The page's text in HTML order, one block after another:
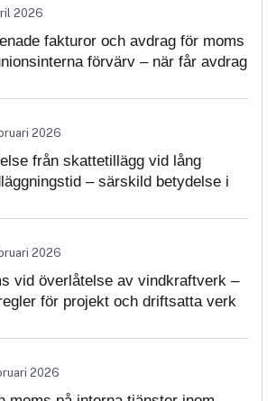
2026
fakturor och avdrag för moms
förvärv – när får avdrag
2026
från skattetillägg vid lång
– särskild betydelse i
2026
vid överlåtelse av vindkraftverk –
för projekt och driftsatta verk
2026